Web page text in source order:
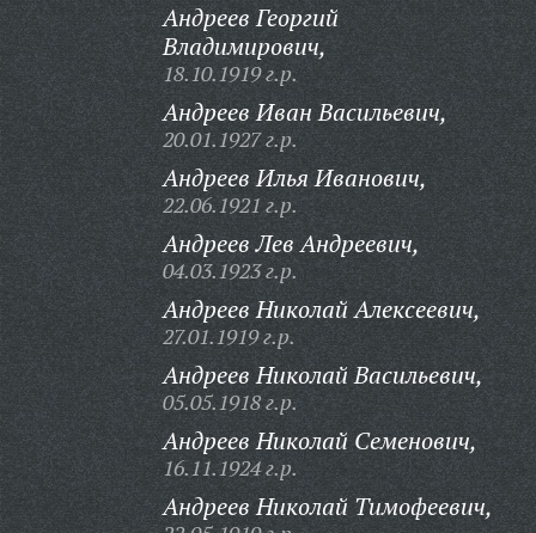
Андреев Георгий
Владимирович,
18.10.1919 г.р.
Андреев Иван Васильевич,
20.01.1927 г.р.
Андреев Илья Иванович,
22.06.1921 г.р.
Андреев Лев Андреевич,
04.03.1923 г.р.
Андреев Николай Алексеевич,
27.01.1919 г.р.
Андреев Николай Васильевич,
05.05.1918 г.р.
Андреев Николай Семенович,
16.11.1924 г.р.
Андреев Николай Тимофеевич,